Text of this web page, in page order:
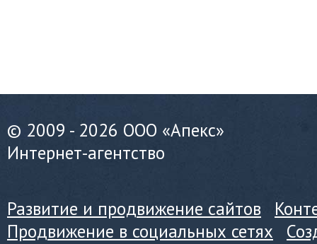
© 2009 - 2026 ООО «Апекс»
Интернет-агентство
Развитие и продвижение сайтов
Продвижение в социальных сетях